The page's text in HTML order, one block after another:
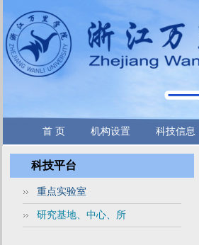
首 页 机构设置 科技信息
科技平台
重点实验室
研究基地、中心、所